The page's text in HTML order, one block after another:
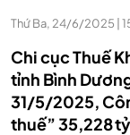
Thứ Ba, 24/6/2025 |
Chi cục Thuế
tỉnh Bình
31/5/2025,
thuế” 35,228